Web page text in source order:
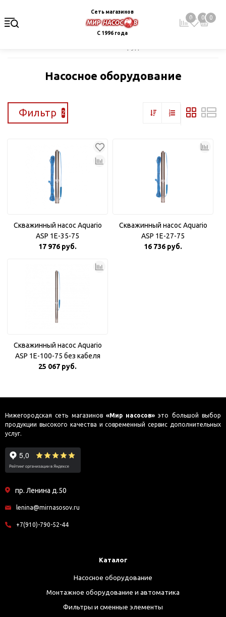
Сеть магазинов
С 1996 года
0 0 0
Насосное оборудование
Фильтр 2
Скважинный насос Aquario
ASP 1E-35-75
17 976 руб.
Скважинный насос Aquario
ASP 1E-27-75
16 736 руб.
Скважинный насос Aquario
ASP 1E-100-75 без кабеля
25 067 руб.
Нижегородская сеть магазинов «Мир насосов» это большой выбор
продукции высокого качества и современный сервис дополнительных
услуг.
пр. Ленина д.50
lenina@mirnasosov.ru
+7(910)-790-52-44
Каталог
Насосное оборудование
Монтажное оборудование и автоматика
Фильтры и сменные элементы